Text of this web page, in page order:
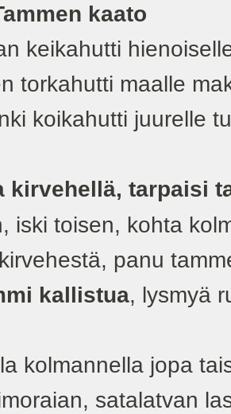
kaato
keikahutti
torkahutti maalle
koikahutti juurelle
kirvehellä, tarpaisi
iski toisen, kohta
panu
kallistua, lysmyä
kolmannella jopa
satalatvan